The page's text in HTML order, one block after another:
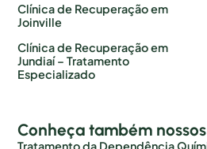
Clínica de Recuperação em
Joinville
Clínica de Recuperação em
Jundiaí – Tratamento
Especializado
Conheça também
Tratamento da Dependência